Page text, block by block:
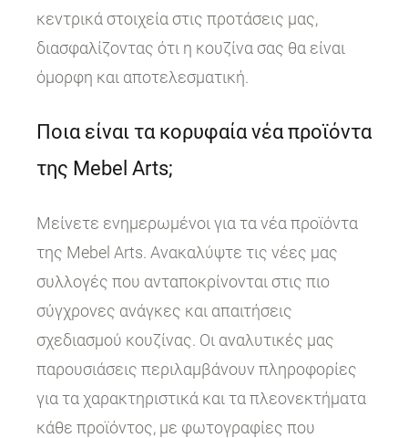
κεντρικά στοιχεία στις προτάσεις μας,
διασφαλίζοντας ότι η κουζίνα σας θα είναι
όμορφη και αποτελεσματική.
Ποια είναι τα κορυφαία νέα προϊόντα
της Mebel Arts;
Μείνετε ενημερωμένοι για τα νέα προϊόντα
της Mebel Arts. Ανακαλύψτε τις νέες μας
συλλογές που ανταποκρίνονται στις πιο
σύγχρονες ανάγκες και απαιτήσεις
σχεδιασμού κουζίνας. Οι αναλυτικές μας
παρουσιάσεις περιλαμβάνουν πληροφορίες
για τα χαρακτηριστικά και τα πλεονεκτήματα
κάθε προϊόντος, με φωτογραφίες που